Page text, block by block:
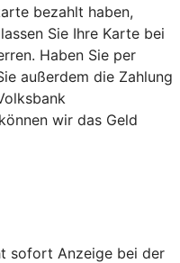
bezahlt haben,
Sie Ihre Karte bei
Haben Sie per
außerdem die Zahlung
wir das Geld
sofort Anzeige bei der